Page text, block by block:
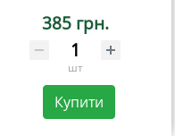
385 грн.
шт
Купити